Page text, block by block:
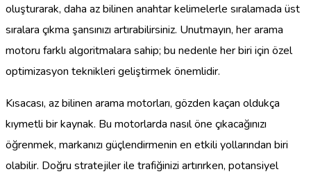
oluşturarak, daha az bilinen anahtar kelimelerle sıralamada üst
sıralara çıkma şansınızı artırabilirsiniz. Unutmayın, her arama
motoru farklı algoritmalara sahip; bu nedenle her biri için özel
optimizasyon teknikleri geliştirmek önemlidir.
Kısacası, az bilinen arama motorları, gözden kaçan oldukça
kıymetli bir kaynak. Bu motorlarda nasıl öne çıkacağınızı
öğrenmek, markanızı güçlendirmenin en etkili yollarından biri
olabilir. Doğru stratejiler ile trafiğinizi artırırken, potansiyel